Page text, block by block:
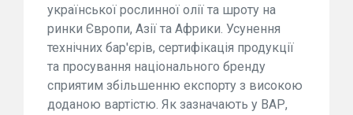
української рослинної олії та шроту на
ринки Європи, Азії та Африки. Усунення
технічних бар'єрів, сертифікація продукції
та просування національного бренду
сприятим збільшенню експорту з високою
доданою вартістю. Як зазначають у ВАР,